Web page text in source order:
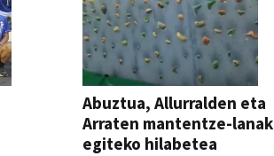
Abuztua, Allurralden eta
Arraten mantentze-lanak
egiteko hilabetea